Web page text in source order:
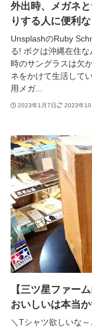
外出時、メガネ
りする人に便利な
UnsplashのRuby
る! ボクは沖縄在住
時のサングラスは欠
ネをかけて生活して
用メガ...
2023年1月7日 2023年10
【三ツ星ファー
おいしいは本当か
＼Tシャツ欲しいな